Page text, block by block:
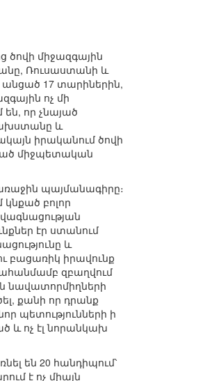
ծովի միջազգային
Ռուսաստանի և
անցած 17 տարիներին,
ոչ մի
որ չնայած
և
իրականում ծովի
միջպետական
պայմանագիրը։
կնքած բոլոր
էր ստանում
և
բացառիկ իրավունք
զբաղվում
նավատորմիղների
քանի որ դրանք
պետությունների ի
և ոչ էլ նորանկախ
են 20 հանդիպում՝
է ոչ միայն